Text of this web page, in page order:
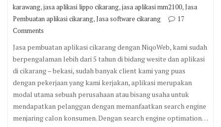
karawang,jasa aplikasi lippo cikarang,jasa aplikasi mm2100,Jasa
Pembuatan aplikasi cikarang,Jasa software cikarang
17
Comments
Jasa pembuatan aplikasi cikarang dengan NiqoWeb, kami sudah
berpengalaman lebih dari 5 tahun di bidang wesite dan aplikasi
di cikarang – bekasi, sudah banyak client kami yang puas
dengan pekerjaan yang kami kerjakan, aplikasi merupakan
modal utama sebuah perusahaan atau bisang usaha untuk
mendapatkan pelanggan dengan memanfaatkan search engine
menjaring calon konsumen. Dengan search engine optimation…